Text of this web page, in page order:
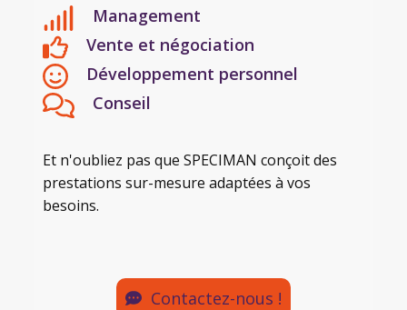
Management
Vente et négociation
Développement personnel
Conseil
Et n'oubliez pas que SPECIMAN conçoit des
prestations sur-mesure adaptées à vos
besoins.
Contactez-nous !